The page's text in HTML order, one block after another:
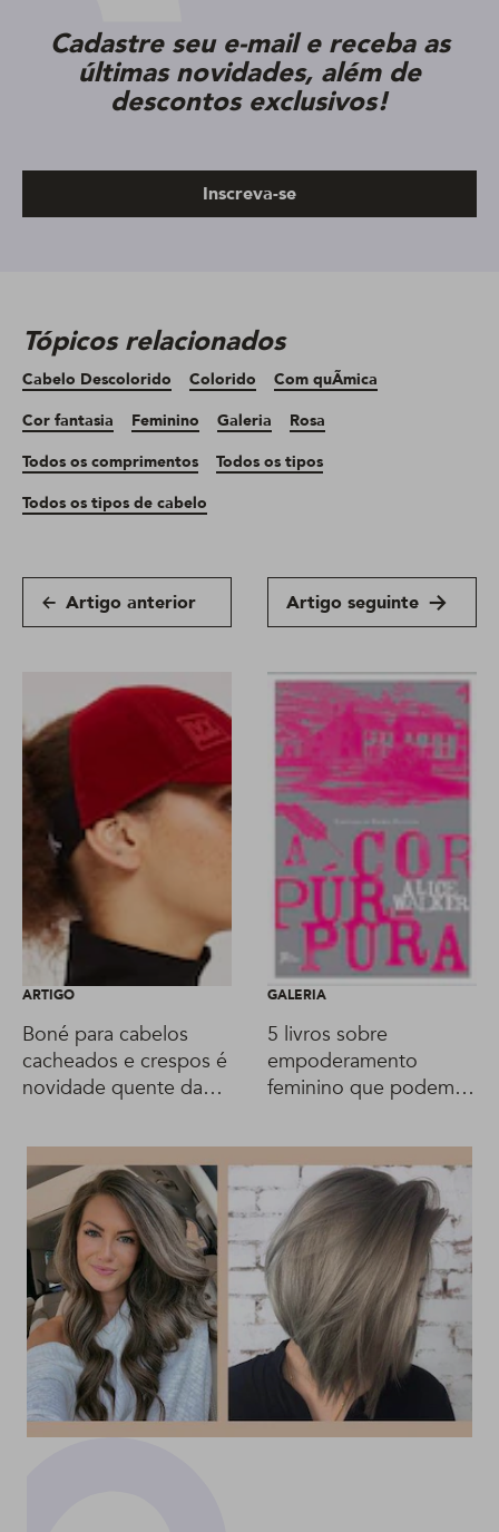
Cadastre seu e-mail e receba as
últimas novidades, além de
descontos exclusivos!
Inscreva-se
Tópicos relacionados
Cabelo Descolorido Colorido
Com quÃ­mica
Cor fantasia
Feminino Galeria
Rosa
Todos os comprimentos
Todos os tipos
Todos os tipos de cabelo
Artigo anterior Artigo seguinte
ARTIGO
Boné para cabelos
cacheados e crespos é
novidade quente da
GALERIA
5 livros sobre
empoderamento
feminino que podem
capilar